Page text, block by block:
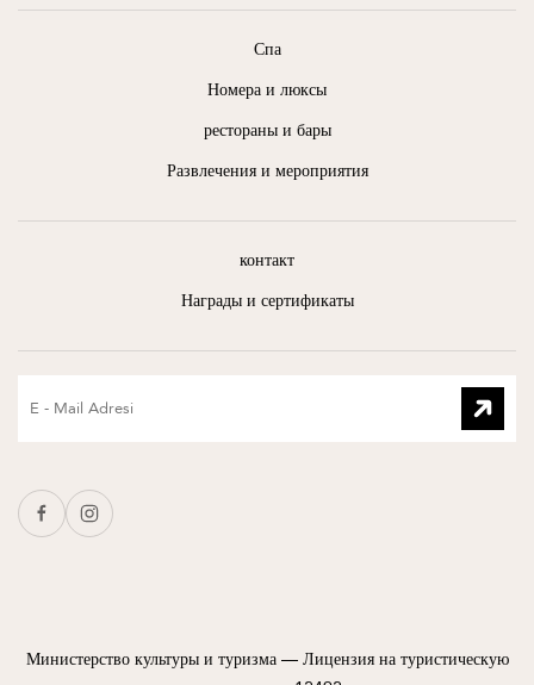
Спа
Номера и люксы
рестораны и бары
Развлечения и мероприятия
контакт
Награды и сертификаты
Министерство культуры и туризма — Лицензия на туристическую